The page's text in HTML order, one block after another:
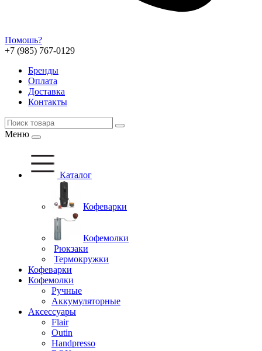
Помошь?
+7 (985) 767-0129
Бренды
Оплата
Доставка
Контакты
Меню
Каталог
Кофеварки
Кофемолки
Рюкзаки
Термокружки
Кофеварки
Кофемолки
Ручные
Аккумуляторные
Аксессуары
Flair
Outin
Handpresso